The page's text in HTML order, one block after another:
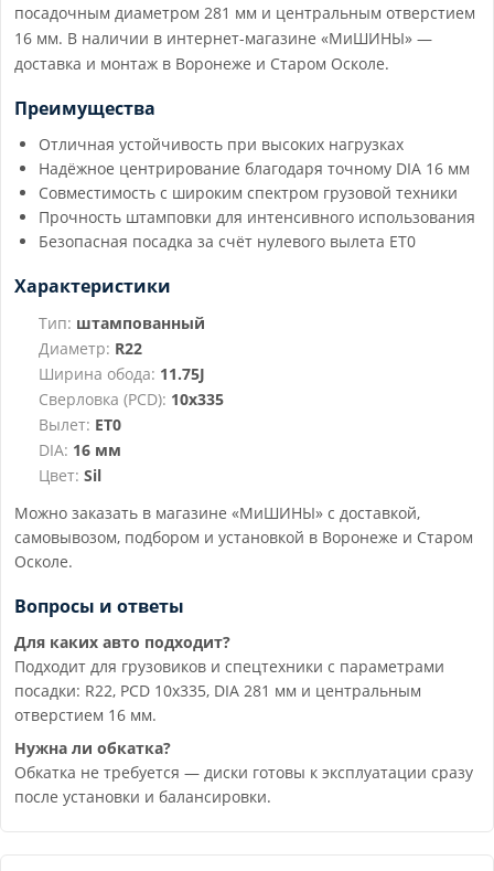
посадочным диаметром 281 мм и центральным отверстием
16 мм. В наличии в интернет-магазине «МиШИНЫ» —
доставка и монтаж в Воронеже и Старом Осколе.
Преимущества
Отличная устойчивость при высоких нагрузках
Надёжное центрирование благодаря точному DIA 16 мм
Совместимость с широким спектром грузовой техники
Прочность штамповки для интенсивного использования
Безопасная посадка за счёт нулевого вылета ET0
Характеристики
Тип: штампованный
Диаметр: R22
Ширина обода: 11.75J
Сверловка (PCD): 10x335
Вылет: ET0
DIA: 16 мм
Цвет: Sil
Можно заказать в магазине «МиШИНЫ» с доставкой,
самовывозом, подбором и установкой в Воронеже и Старом
Осколе.
Вопросы и ответы
Для каких авто подходит?
Подходит для грузовиков и спецтехники с параметрами
посадки: R22, PCD 10x335, DIA 281 мм и центральным
отверстием 16 мм.
Нужна ли обкатка?
Обкатка не требуется — диски готовы к эксплуатации сразу
после установки и балансировки.